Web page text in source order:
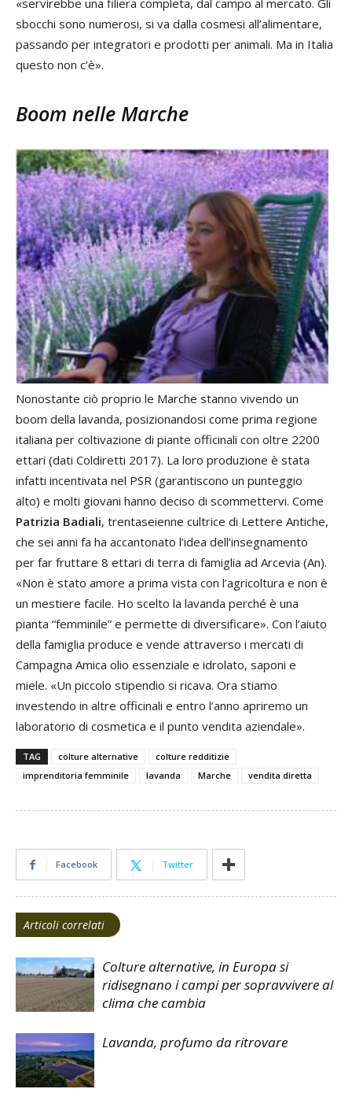
sbocchi sono numerosi, si va dalla cosmesi all’alimentare,
passando per integratori e prodotti per animali. Ma in Italia
questo non c’è».
Boom nelle Marche
Nonostante ciò proprio le Marche stanno vivendo un
boom della lavanda, posizionandosi come prima regione
italiana per coltivazione di piante officinali con oltre 2200
ettari (dati Coldiretti 2017). La loro produzione è stata
infatti incentivata nel PSR (garantiscono un punteggio
alto) e molti giovani hanno deciso di scommettervi. Come
Patrizia Badiali, trentaseienne cultrice di Lettere Antiche,
che sei anni fa ha accantonato l’idea dell’insegnamento
per far fruttare 8 ettari di terra di famiglia ad Arcevia (An).
«Non è stato amore a prima vista con l’agricoltura e non è
un mestiere facile. Ho scelto la lavanda perché è una
pianta “femminile” e permette di diversificare». Con l’aiuto
della famiglia produce e vende attraverso i mercati di
Campagna Amica olio essenziale e idrolato, saponi e
miele. «Un piccolo stipendio si ricava. Ora stiamo
investendo in altre officinali e entro l’anno apriremo un
laboratorio di cosmetica e il punto vendita aziendale».
TAG colture alternative
colture redditizie
imprenditoria femminile
lavanda Marche vendita diretta
Facebook Twitter
Articoli correlati
Colture alternative, in Europa si
ridisegnano i campi per sopravvivere al
clima che cambia
Lavanda, profumo da ritrovare